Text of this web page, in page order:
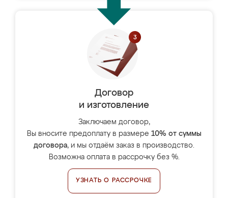
Договор
и изготовление
Заключаем договор,
Вы вносите предоплату в размере 10% от суммы
договора, и мы отдаём заказ в производство.
Возможна оплата в рассрочку без %.
УЗНАТЬ О РАССРОЧКЕ